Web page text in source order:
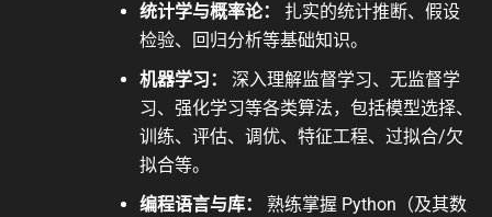
统计学与概率论：
扎实的统计推断、假设
检验、回归分析等基础知识。
机器学习：
深入理解监督学习、无监督学
习、强化学习等各类算法，包括模型选择、
训练、评估、调优、特征工程、过拟合/欠
拟合等。
编程语言与库：
熟练掌握 Python（及其数